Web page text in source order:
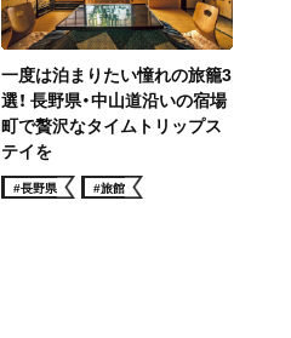
一度は泊まりたい憧れの旅籠3
選！ 長野県・中山道沿いの宿場
町で贅沢なタイムトリップス
テイを
#長野県 #旅館